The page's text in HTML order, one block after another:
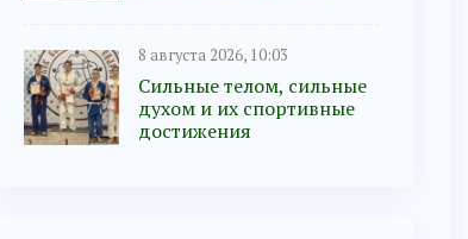
8 августа 2026, 10:03
Сильные телом, сильные
духом и их спортивные
достижения